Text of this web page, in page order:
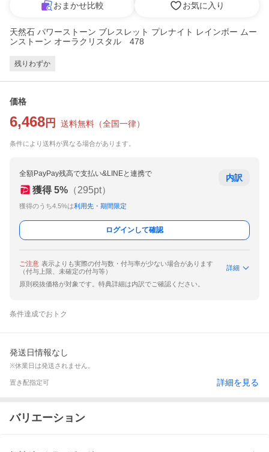
おまかせ比較 お気に入り
天然石 パワーストーン ブレスレット プレナイト レインボー ムー
ンストーン オーラクリスタル 478
残りわずか
価格
6,468 円 送料無料 （全国一律）
条件により送料が異なる場合があります。
全額PayPay残高で支払い&LINEと連携で
獲得 5% （295pt）
獲得のうち4.5%は利用先・期間限定
内訳
ログインして確認
ご注意 表示よりも実際の付与数・付与率が少ない場合があります
（付与上限、未確定の付与等）
詳細
原則税抜価格が対象です。特典詳細は内訳でご確認ください。
条件達成でおトク
発送日情報なし
※休業日は発送されません。
置き配指定可 詳細を見る
バリエーション